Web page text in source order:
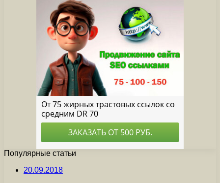
Популярные статьи
20.09.2018